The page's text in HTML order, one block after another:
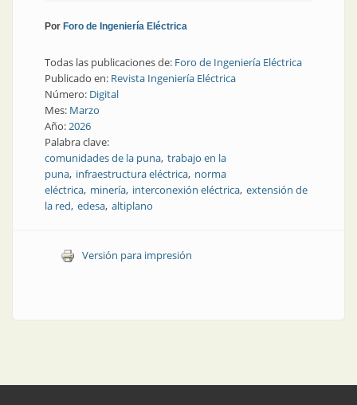
Por Foro de Ingeniería Eléctrica
Todas las publicaciones de: Foro de Ingeniería Eléctrica
Publicado en: Revista Ingeniería Eléctrica
Número: Digital
Mes: Marzo
Año:2026
Palabra clave:
comunidades de la puna trabajo en la
puna infraestructura eléctrica norma
eléctrica minería interconexión eléctrica extensión de
la red edesa altiplano
Versión para impresión